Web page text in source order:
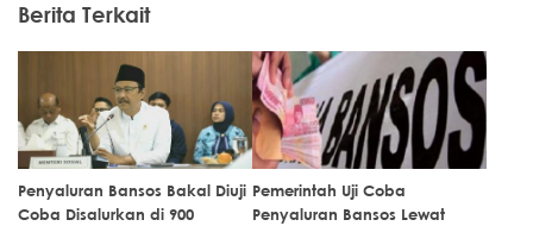
Berita Terkait
Penyaluran Bansos Bakal Diuji
Coba Disalurkan di 900
Pemerintah Uji Coba
Penyaluran Bansos Lewat